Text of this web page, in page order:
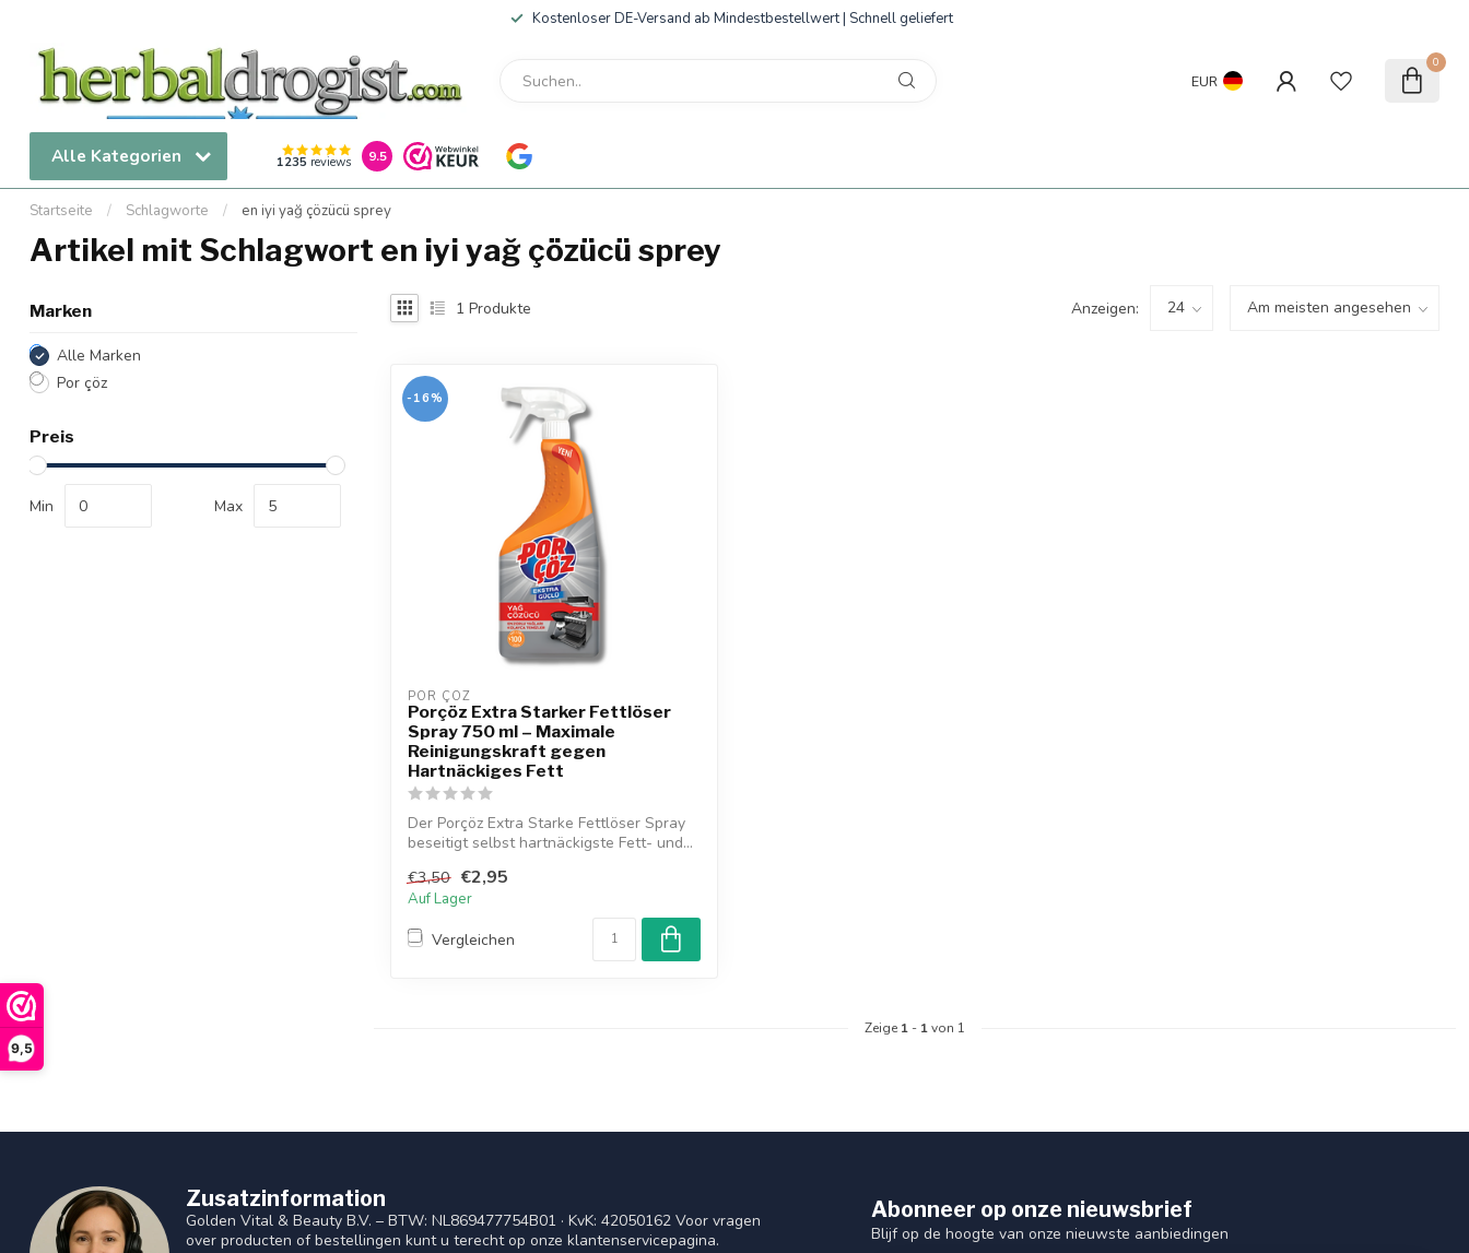
9,5
Kostenloser DE-Versand ab Mindestbestellwert | Schnell geliefert
EUR
0
Alle Kategorien 1235 reviews 9.5
Startseite / Schlagworte / en iyi yağ çözücü sprey
Artikel mit Schlagwort en iyi yağ çözücü sprey
Marken
Alle Marken
Por çöz
Preis
Min Max
1 Produkte Anzeigen:
-16%
POR ÇÖZ
Porçöz Extra Starker Fettlöser
Spray 750 ml – Maximale
Reinigungskraft gegen
Hartnäckiges Fett
Der Porçöz Extra Starke Fettlöser Spray
beseitigt selbst hartnäckigste Fett- und...
€3,50 €2,95
Auf Lager
Vergleichen
Zeige 1 - 1von 1
Zusatzinformation
Golden Vital & Beauty B.V. – BTW: NL869477754B01 · KvK: 42050162 Voor vragen
over producten of bestellingen kunt u terecht op onze klantenservicepagina.
Abonneer op onze nieuwsbrief
Blijf op de hoogte van onze nieuwste aanbiedingen